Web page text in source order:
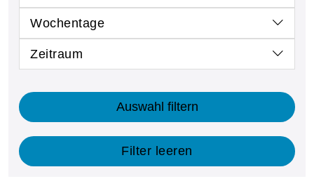
Wochentage
Zeitraum
Auswahl filtern
Filter leeren